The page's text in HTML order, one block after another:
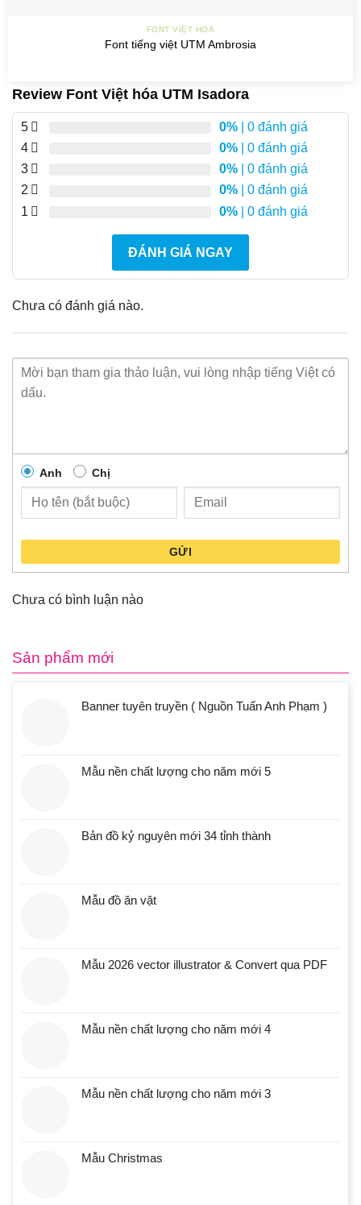
FONT VIỆT HOÁ
Font tiếng việt UTM Ambrosia
Review Font Việt hóa UTM Isadora
5 0% | 0 đánh giá
4
0% | 0 đánh giá
3
0% | 0 đánh giá
2
0% | 0 đánh giá
1
0% | 0 đánh giá
ĐÁNH GIÁ NGAY
Chưa có đánh giá nào.
Anh Chị
GỬI
Chưa có bình luận nào
Sản phẩm mới
Banner tuyên truyền ( Nguồn Tuấn Anh Phạm )
Mẫu nền chất lượng cho năm mới 5
Bản đồ kỷ nguyên mới 34 tỉnh thành
Mẫu đồ ăn vặt
Mẫu 2026 vector illustrator & Convert qua PDF
Mẫu nền chất lượng cho năm mới 4
Mẫu nền chất lượng cho năm mới 3
Mẫu Christmas